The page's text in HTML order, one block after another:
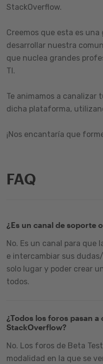
StackOverflow.
Creemos que esta es
desarrollar nuestra
que nuclea grandes
TI.
Te animamos a canalizar
dicha plataforma,
¡Nos encantaría que
FAQ
¿Es un canal de soporte
No. Es un canal para
e intercambiar sus
solo lugar y poder crear
todos.
¿Todos los foros pasan a
StackOverflow?
No. Los foros de Beta
modalidad en la que se